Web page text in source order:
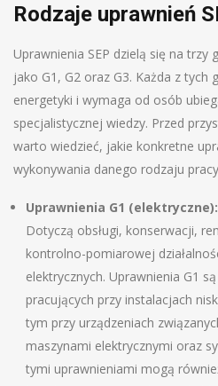
Rodzaje uprawnień
Uprawnienia SEP dzielą się na trzy
jako G1, G2 oraz G3. Każda z tych
energetyki i wymaga od osób
specjalistycznej wiedzy. Przed
warto wiedzieć, jakie konkretne
wykonywania danego rodzaju
Uprawnienia G1 (elektryczne):
Dotyczą obsługi, konserwacji,
kontrolno-pomiarowej
elektrycznych. Uprawnienia G1
pracujących przy instalacjach
tym przy urządzeniach
maszynami elektrycznymi oraz
tymi uprawnieniami mogą